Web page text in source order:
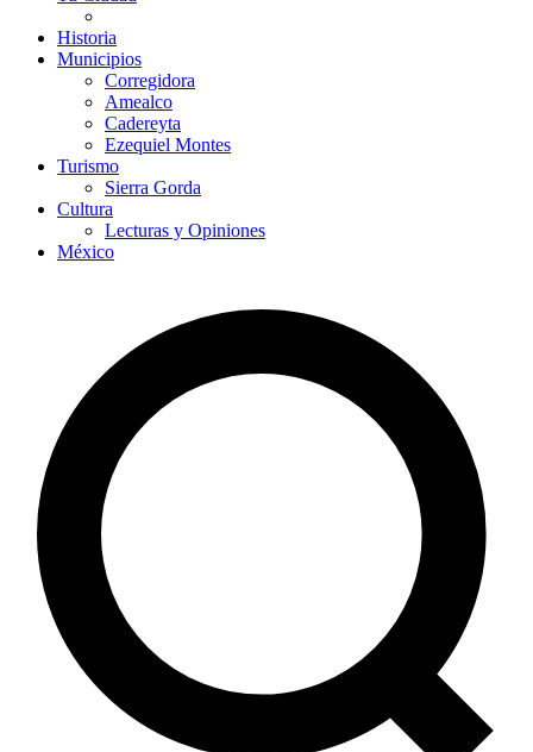
Historia
Municipios
Corregidora
Amealco
Cadereyta
Ezequiel Montes
Turismo
Sierra Gorda
Cultura
Lecturas y Opiniones
México